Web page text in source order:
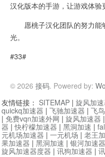
汉化版本的手游，让游戏体验
愿桃子汉化团队的努力能
光。
#33#
© 2026 接码. Powered by:
友情链接： SITEMAP | 旋风加
quickq加速器 | 飞驰加速器 | 飞
| 免费vqn加速外网 | 旋风加速器
器 |快柠檬加速器 | 黑洞加速 |
元机场加速器 | 一元机场 | 老王
果加速器 | 黑洞加速 | 银河加速器
旋风加速器度器 | 讯狗加速器 |